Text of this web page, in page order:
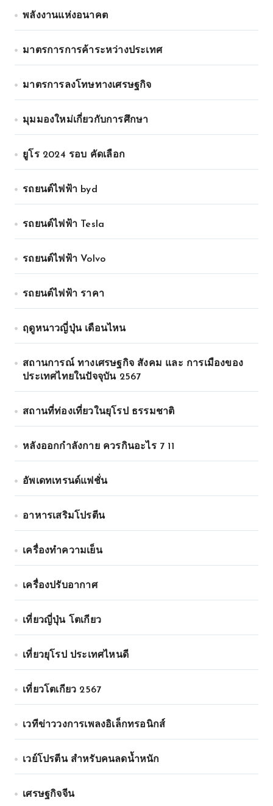
พลังงานแห่งอนาคต
มาตรการการค้าระหว่างประเทศ
มาตรการลงโทษทางเศรษฐกิจ
มุมมองใหม่เกี่ยวกับการศึกษา
ยูโร 2024 รอบ คัดเลือก
รถยนต์ไฟฟ้า byd
รถยนต์ไฟฟ้า Tesla
รถยนต์ไฟฟ้า Volvo
รถยนต์ไฟฟ้า ราคา
ฤดูหนาวญี่ปุ่น เดือนไหน
สถานการณ์ ทางเศรษฐกิจ สังคม และ การเมืองของ
ประเทศไทยในปัจจุบัน 2567
สถานที่ท่องเที่ยวในยุโรป ธรรมชาติ
หลังออกกําลังกาย ควรกินอะไร 7 11
อัพเดทเทรนด์แฟชั่น
อาหารเสริมโปรตีน
เครื่องทำความเย็น
เครื่องปรับอากาศ
เที่ยวญี่ปุ่น โตเกียว
เที่ยวยุโรป ประเทศไหนดี
เที่ยวโตเกียว 2567
เวทีข่าววงการเพลงอิเล็กทรอนิกส์
เวย์โปรตีน สำหรับคนลดน้ำหนัก
เศรษฐกิจจีน